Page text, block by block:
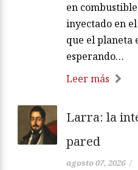
en
inyectado en
que el planeta
esperando…
Leer más
Larra: la
pared
agosto 07, 2026 /